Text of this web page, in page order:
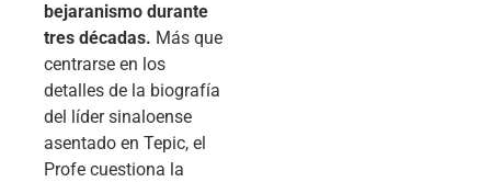
bejaranismo durante
tres décadas. Más que
centrarse en los
detalles de la biografía
del líder sinaloense
asentado en Tepic, el
Profe cuestiona la